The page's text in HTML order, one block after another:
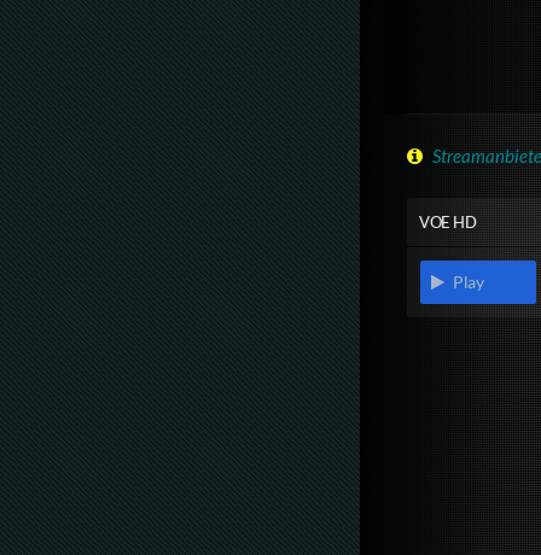
VOE HD
Play